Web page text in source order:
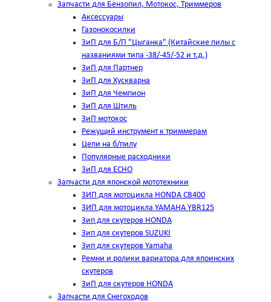
Запчасти для Бензопил, Мотокос, Триммеров
Аксессуары
Газонокосилки
ЗиП для Б/П "Цыганка" (Китайские пилы с
названиями типа -38/-45/-52 и т.д.)
ЗиП для Партнер
ЗиП для Хускварна
ЗиП для Чемпион
ЗиП для Штиль
ЗиП мотокос
Режущий инструмент к триммерам
Цепи на б/пилу
Популярные расходники
ЗиП для ЕСНО
Запчасти для японской мототехники
ЗИП для мотоцикла HONDA CB400
ЗИП для мотоцикла YAMAHA YBR125
Зип для скутеров HONDA
Зип для скутеров SUZUKI
Зип для скутеров Yamaha
Ремни и ролики вариатора для япоинских
скутеров
ЗиП для скутеров HONDA
Запчасти для Снегоходов